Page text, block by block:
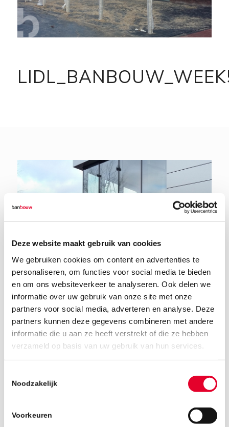
Deze website maakt gebruik van cookies
We gebruiken cookies om content en advertenties te
personaliseren, om functies voor social media te bieden
en om ons websiteverkeer te analyseren. Ook delen we
informatie over uw gebruik van onze site met onze
partners voor social media, adverteren en analyse. Deze
partners kunnen deze gegevens combineren met andere
informatie die u aan ze heeft verstrekt of die ze hebben
verzameld op basis van uw gebruik van hun services.
Noodzakelijk
Voorkeuren
21 december 2018